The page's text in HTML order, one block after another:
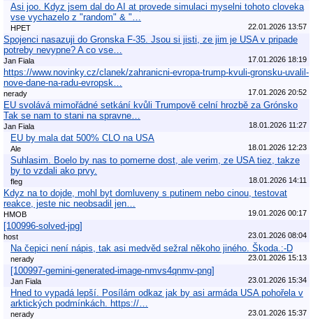
Asi joo. Kdyz jsem dal do AI at provede simulaci myselni tohoto cloveka
vse vychazelo z "random" & "…
HPET 22.01.2026 13:57
Spojenci nasazuji do Gronska F-35. Jsou si jisti, ze jim je USA v pripade
potreby nevypne? A co vse…
Jan Fiala 17.01.2026 18:19
https://www.novinky.cz/clanek/zahranicni-evropa-trump-kvuli-gronsku-uvalil-
nove-dane-na-radu-evropsk…
nerady 17.01.2026 20:52
EU svolává mimořádné setkání kvůli Trumpově celní hrozbě za Grónsko
Tak se nam to stani na spravne…
Jan Fiala 18.01.2026 11:27
EU by mala dat 500% CLO na USA
Ale 18.01.2026 12:23
Suhlasim. Boelo by nas to pomerne dost, ale verim, ze USA tiez, takze
by to vzdali ako prvy.
fleg 18.01.2026 14:11
Kdyz na to dojde, mohl byt domluveny s putinem nebo cinou, testovat
reakce, jeste nic neobsadil jen…
HMOB 19.01.2026 00:17
[100996-solved-jpg]
host 23.01.2026 08:04
Na čepici není nápis, tak asi medvěd sežral někoho jiného. Škoda.:-D
nerady 23.01.2026 15:13
[100997-gemini-generated-image-nmvs4qnmv-png]
Jan Fiala 23.01.2026 15:34
Hned to vypadá lepší. Posílám odkaz jak by asi armáda USA pohořela v
arktických podmínkách. https://…
nerady 23.01.2026 15:37